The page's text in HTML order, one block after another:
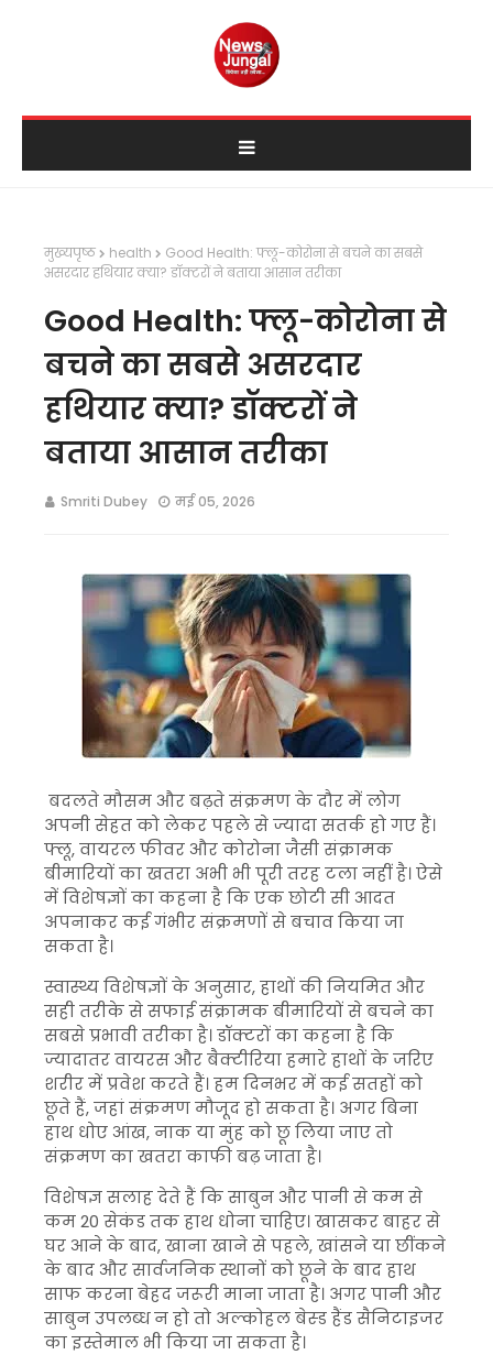
मुख्यपृष्ठ health
Good Health: फ्लू-कोरोना से बचने का सबसे
असरदार हथियार क्या? डॉक्टरों ने बताया आसान तरीका
Good Health: फ्लू-कोरोना से
बचने का सबसे असरदार
हथियार क्या? डॉक्टरों ने
बताया आसान तरीका
Smriti Dubey मई 05, 2026
बदलते मौसम और बढ़ते संक्रमण के दौर में लोग
अपनी सेहत को लेकर पहले से ज्यादा सतर्क हो गए हैं।
फ्लू, वायरल फीवर और कोरोना जैसी संक्रामक
बीमारियों का खतरा अभी भी पूरी तरह टला नहीं है। ऐसे
में विशेषज्ञों का कहना है कि एक छोटी सी आदत
अपनाकर कई गंभीर संक्रमणों से बचाव किया जा
सकता है।
स्वास्थ्य विशेषज्ञों के अनुसार, हाथों की नियमित और
सही तरीके से सफाई संक्रामक बीमारियों से बचने का
सबसे प्रभावी तरीका है। डॉक्टरों का कहना है कि
ज्यादातर वायरस और बैक्टीरिया हमारे हाथों के जरिए
शरीर में प्रवेश करते हैं। हम दिनभर में कई सतहों को
छूते हैं, जहां संक्रमण मौजूद हो सकता है। अगर बिना
हाथ धोए आंख, नाक या मुंह को छू लिया जाए तो
संक्रमण का खतरा काफी बढ़ जाता है।
विशेषज्ञ सलाह देते हैं कि साबुन और पानी से कम से
कम 20 सेकंड तक हाथ धोना चाहिए। खासकर बाहर से
घर आने के बाद, खाना खाने से पहले, खांसने या छींकने
के बाद और सार्वजनिक स्थानों को छूने के बाद हाथ
साफ करना बेहद जरूरी माना जाता है। अगर पानी और
साबुन उपलब्ध न हो तो अल्कोहल बेस्ड हैंड सैनिटाइजर
का इस्तेमाल भी किया जा सकता है।